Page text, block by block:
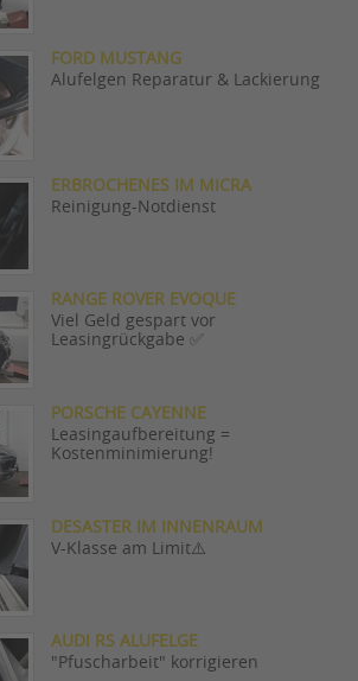
FORD MUSTANG
Alufelgen Reparatur & Lackierung
ERBROCHENES IM MICRA
Reinigung-Notdienst
RANGE ROVER EVOQUE
Viel Geld gespart vor
Leasingrückgabe ✅
PORSCHE CAYENNE
Leasingaufbereitung =
Kostenminimierung!
DESASTER IM INNENRAUM
V-Klasse am Limit⚠️
AUDI RS ALUFELGE
"Pfuscharbeit" korrigieren